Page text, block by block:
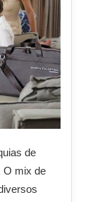
de
O mix de